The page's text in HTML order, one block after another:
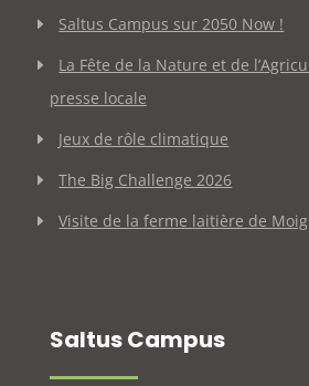
Saltus Campus sur 2050 Now !
La Fête de la Nature et de
presse locale
Jeux de rôle climatique
The Big Challenge 2026
Visite de la ferme laitière de
Saltus Campus